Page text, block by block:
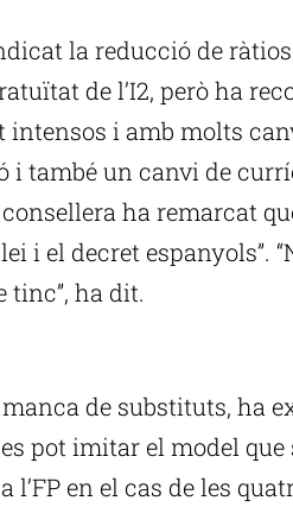
la reducció de
de l’I2, però ha
intensos i amb molts
i també un canvi de
ha remarcat
i el decret espanyols”.
tinc”, ha dit.
de substituts, ha
pot imitar el model que
l’FP en el cas de les